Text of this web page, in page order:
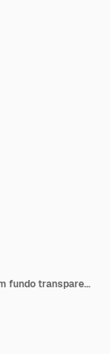
Futebol 3D com a bandeira do Irã isolada em fundo transparente